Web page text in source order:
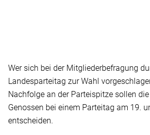
Wer sich bei der Mitgliederbefragung
Landesparteitag zur Wahl
Nachfolge an der Parteispitze sollen
Genossen bei einem Parteitag am 19.
entscheiden.